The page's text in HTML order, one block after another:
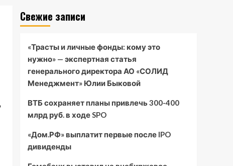
Свежие записи
«Трасты и личные фонды: кому это
нужно» — экспертная статья
генерального директора АО «СОЛИД
Менеджмент» Юлии Быковой
ВТБ сохраняет планы привлечь 300-400
млрд руб. в ходе SPO
«Дом.РФ» выплатит первые после IPO
дивиденды